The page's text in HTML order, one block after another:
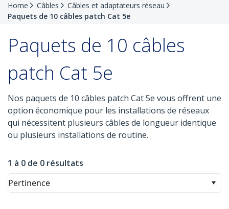
Home Câbles
Câbles et adaptateurs réseau
Paquets de 10 câbles patch Cat 5e
Paquets de 10 câbles
patch Cat 5e
Nos paquets de 10 câbles patch Cat 5e vous offrent une
option économique pour les installations de réseaux
qui nécessitent plusieurs câbles de longueur identique
ou plusieurs installations de routine.
1 à 0 de 0 résultats
Pertinence